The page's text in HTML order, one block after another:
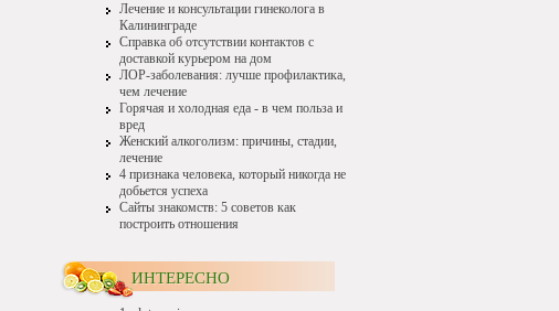
Лечение и консультации гинеколога в
Калининграде
Справка об отсутствии контактов с
доставкой курьером на дом
ЛОР-заболевания: лучше профилактика,
чем лечение
Горячая и холодная еда - в чем польза и
вред
Женский алкоголизм: причины, стадии,
лечение
4 признака человека, который никогда не
добьется успеха
Сайты знакомств: 5 советов как
построить отношения
ИНТЕРЕСНО